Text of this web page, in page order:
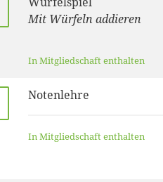
Mit Würfeln addieren
In Mitgliedschaft enthalten
Notenlehre
In Mitgliedschaft enthalten